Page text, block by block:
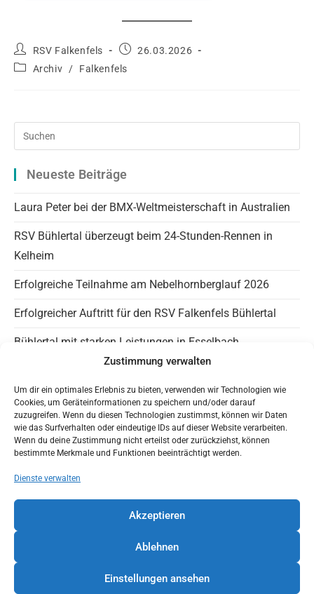
Zustimmung verwalten
Um dir ein optimales Erlebnis zu bieten, verwenden wir Technologien wie
Cookies, um Geräteinformationen zu speichern und/oder darauf
zuzugreifen. Wenn du diesen Technologien zustimmst, können wir Daten
wie das Surfverhalten oder eindeutige IDs auf dieser Website verarbeiten.
Wenn du deine Zustimmung nicht erteilst oder zurückziehst, können
bestimmte Merkmale und Funktionen beeinträchtigt werden.
Dienste verwalten
Akzeptieren
Ablehnen
Einstellungen ansehen
Beitrags-
Autor:
RSV Falkenfels
Beitrag26.03.2026
Beitrags-
Archiv / Falkenfels
Neueste Beiträge
Laura Peter bei der BMX-Weltmeisterschaft in Australien
RSV Bühlertal überzeugt beim 24-Stunden-Rennen in
Kelheim
Erfolgreiche Teilnahme am Nebelhornberglauf 2026
Erfolgreicher Auftritt für den RSV Falkenfels Bühlertal
Bühlertal mit starken Leistungen in Esselbach
Panaromagravel auf Instagram
Trainingszeiten
HaLT – Jugendfreundlicher Verein
Mit Google Maps nach Bühlertal
Datenschutzerklärung Impressum Cookie-Richtlinie (EU)